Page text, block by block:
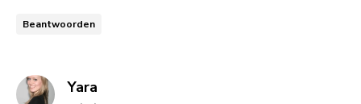
Beantwoorden
Yara